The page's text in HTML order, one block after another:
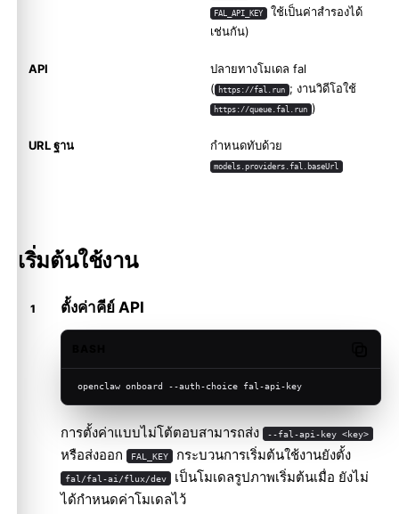
FAL_API_KEY ใช้เป็นค่าสำรองได้
เช่นกัน)
API
ปลายทางโมเดล fal
( https://fal.run ; งานวิดีโอใช้
https://queue.fal.run )
URL ฐาน กำหนดทับด้วย
models.providers.fal.baseUrl
เริ่มต้นใช้งาน
ตั้งค่าคีย์ API
openclaw onboard --auth-choice fal-api-key
การตั้งค่าแบบไม่โต้ตอบสามารถส่ง --fal-api-key <key>
หรือส่งออก FAL_KEY กระบวนการเริ่มต้นใช้งานยังตั้ง
fal/fal-ai/flux/dev เป็นโมเดลรูปภาพเริ่มต้นเมื่อ ยังไม่
ได้กำหนดค่าโมเดลไว้